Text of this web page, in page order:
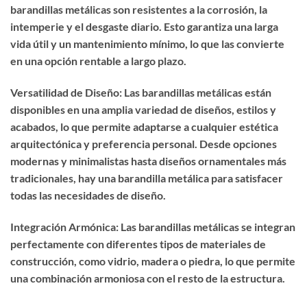
barandillas metálicas son resistentes a la corrosión, la
intemperie y el desgaste diario. Esto garantiza una larga
vida útil y un mantenimiento mínimo, lo que las convierte
en una opción rentable a largo plazo.
Versatilidad de Diseño: Las barandillas metálicas están
disponibles en una amplia variedad de diseños, estilos y
acabados, lo que permite adaptarse a cualquier estética
arquitectónica y preferencia personal. Desde opciones
modernas y minimalistas hasta diseños ornamentales más
tradicionales, hay una barandilla metálica para satisfacer
todas las necesidades de diseño.
Integración Armónica: Las barandillas metálicas se integran
perfectamente con diferentes tipos de materiales de
construcción, como vidrio, madera o piedra, lo que permite
una combinación armoniosa con el resto de la estructura.